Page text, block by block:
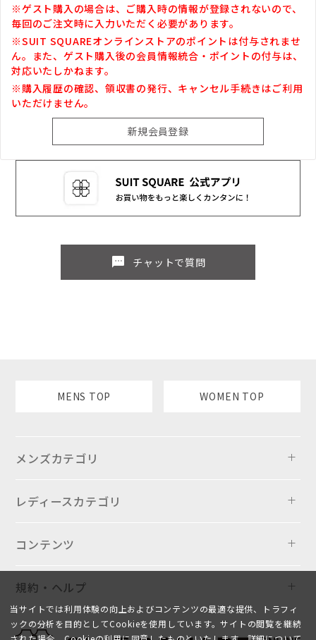
※ゲスト購入の場合は、ご購入時の情報が登録されないので、
毎回のご注文時に入力いただく必要があります。
※SUIT SQUAREオンラインストアのポイントは付与されませ
ん。また、ゲスト購入後の会員情報統合・ポイントの付与は、
対応いたしかねます。
※購入履歴の確認、領収書の発行、キャンセル手続きはご利用
いただけません。
sms チャットで質問
MENS TOP WOMEN TOP
メンズカテゴリ
レディースカテゴリ
コンテンツ
規約・ヘルプ
当サイトでは利用体験の向上およびコンテンツの最適な提供、トラフィ
ックの分析を目的としてCookieを使用しています。サイトの閲覧を継続